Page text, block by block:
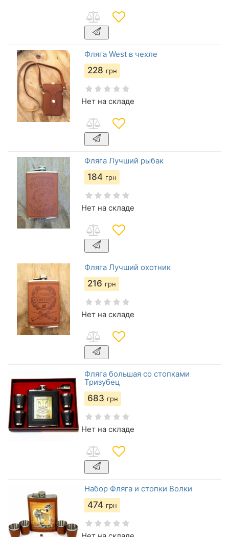
Фляга West в чехле
228 грн
Нет на складе
Фляга Лучший рыбак
184 грн
Нет на складе
Фляга Лучший охотник
216 грн
Нет на складе
Фляга большая со стопками
Тризубец
683 грн
Нет на складе
Набор Фляга и стопки Волки
474 грн